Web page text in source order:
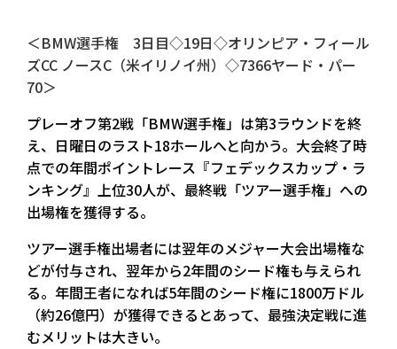
＜BMW選手権 3日目◇19日◇オリンピア・フィール
ズCC ノースC（米イリノイ州）◇7366ヤード・パー
70＞
プレーオフ第2戦「BMW選手権」は第3ラウンドを終
え、日曜日のラスト18ホールへと向かう。大会終了時
点での年間ポイントレース『フェデックスカップ・ラ
ンキング』上位30人が、最終戦「ツアー選手権」への
出場権を獲得する。
ツアー選手権出場者には翌年のメジャー大会出場権な
どが付与され、翌年から2年間のシード権も与えられ
る。年間王者になれば5年間のシード権に1800万ドル
（約26億円）が獲得できるとあって、最強決定戦に進
むメリットは大きい。